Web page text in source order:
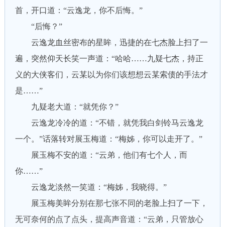
首，开口道：“云逸龙，你不后悔。”
“后悔？”
云逸龙血丝密布的星眸，迅捷的在七杰脸上扫了一
遍，突然仰天长笑一声道：“哈哈……九疑七杰，持正
义的大侠客们，云某以为你们该想想云某索债的手法才
是……”
九疑老大道：“就凭你？”
云逸龙冷冷的道：“不错，就凭我白剑铃马云逸龙
一个。”话落转对展玉梅道：“梅姊，你可以走开了。”
展玉梅不安的道：“云弟，他们有七个人，而
你……”
云逸龙淡然一笑道：“梅姊，我晓得。”
展玉梅美眸分别在那七张不同的老脸上扫了一下，
无可奈何的点了点头，提高声音道：“云弟，只管放心